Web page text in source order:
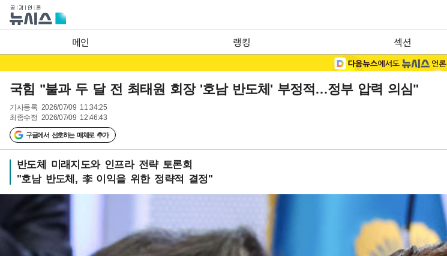
메인 랭킹 섹션
국힘 "불과 두 달 전 최태원 회장 '호남 반도체' 부정적…정부 압력 의심"
기사등록 2026/07/09 11:34:25
최종수정 2026/07/09 12:46:43
구글에서 선호하는 매체로 추가
반도체 미래지도와 인프라 전략 토론회
"호남 반도체, 李 이익을 위한 정략적 결정"